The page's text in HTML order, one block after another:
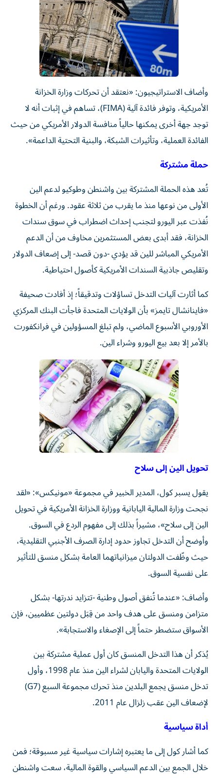
وأضاف الاستراتيجيون: «نعتقد أن تحركات وزارة الخزانة
الأمريكية، وتوفر فائدة آلية (FIMA)، تساهم في إثبات أنه لا
توجد جهة أخرى يمكنها حالياً منافسة الدولار الأمريكي من حيث
الفائدة العملية، وتأثيرات الشبكة، والبنية التحتية الداعمة».
حملة مشتركة
تُعد هذه الحملة المشتركة بين واشنطن وطوكيو لدعم الين
الأولى من نوعها منذ ما يقرب من ثلاثة عقود. ورغم أن الخطوة
نُفذت عبر اليورو لتجنب إحداث اضطراب في سوق سندات
الخزانة، فقد أبدى بعض المستثمرين مخاوف من أن الدعم
الأمريكي المباشر للين قد يؤدي -دون قصد- إلى إضعاف الدولار
وتقليص جاذبية السندات الأمريكية كأصول احتياطية.
كما أثارت آليات التدخل تساؤلات وتدقيقاً؛ إذ أفادت صحيفة
«فاينانشال تايمز» بأن الولايات المتحدة فاجأت البنك المركزي
الأوروبي الأسبوع الماضي، ولم تبلغ المسؤولين في فرانكفورت
بالأمر إلا بعد بيع اليورو وشراء الين.
تحويل الين إلى سلاح
يقول يسبر كول، المدير الخبير في مجموعة «مونيكس»: «لقد
نجحت وزارة المالية اليابانية ووزارة الخزانة الأمريكية في تحويل
الين إلى سلاح»، مشيراً بذلك إلى مفهوم الردع في السوق.
وأوضح أن التدخل تجاوز حدود إدارة الصرف الأجنبي التقليدية،
حيث وظّفت الدولتان ميزانياتهما العامة بشكل منسق للتأثير
على نفسية السوق.
وأضاف: «عندما تُنفق أصول وطنية -تتزايد ندرتها- بشكل
متزامن ومنسق على هدف واحد من قِبَل دولتين عظميين، فإن
الأسواق ستضطر حتماً إلى الإصغاء والاستجابة».
يُذكر أن هذا التدخل المنسق كان أول عملية مشتركة بين
الولايات المتحدة واليابان لشراء الين منذ عام 1998، وأول
تدخل منسق يجمع البلدين منذ تحرك مجموعة السبع (G7)
لإضعاف الين عقب زلزال عام 2011.
أداة سياسية
كما أشار كول إلى ما يعتبره إشارات سياسية غير مسبوقة؛ فمن
خلال الجمع بين الدعم السياسي والقوة المالية، سعت واشنطن